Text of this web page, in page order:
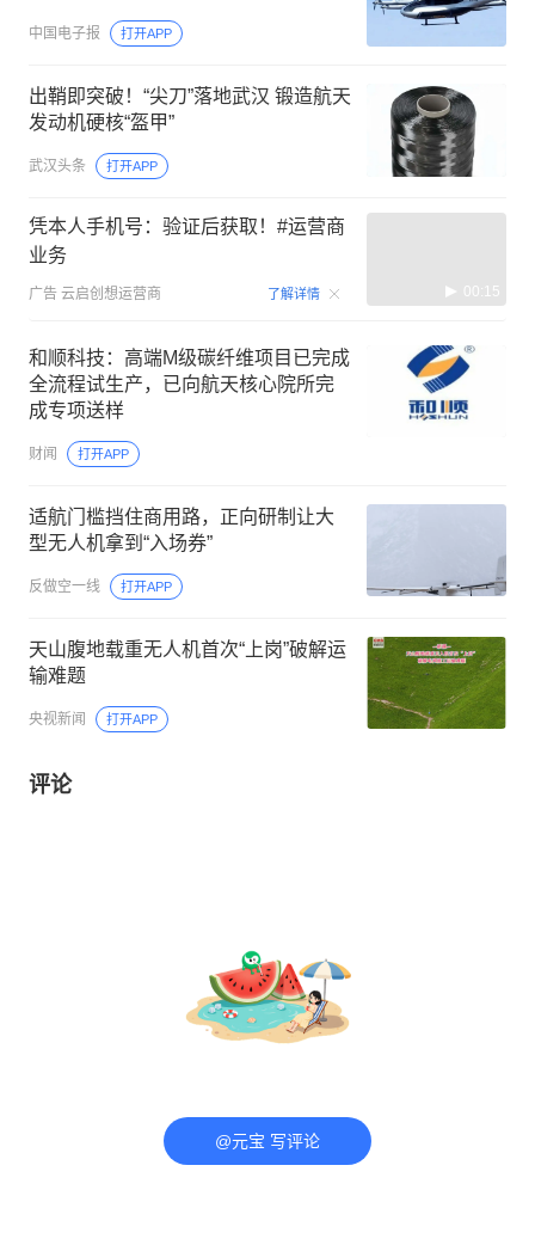
中国电子报 打开APP
出鞘即突破！“尖刀”落地武汉 锻造航天
发动机硬核“盔甲”
武汉头条 打开APP
凭本人手机号：验证后获取！#运营商
业务
广告 云启创想运营商 了解详情 00:15
和顺科技：高端M级碳纤维项目已完成
全流程试生产，已向航天核心院所完
成专项送样
财闻 打开APP
适航门槛挡住商用路，正向研制让大
型无人机拿到“入场券”
反做空一线 打开APP
天山腹地载重无人机首次“上岗”破解运
输难题
央视新闻 打开APP
评论
@元宝 写评论